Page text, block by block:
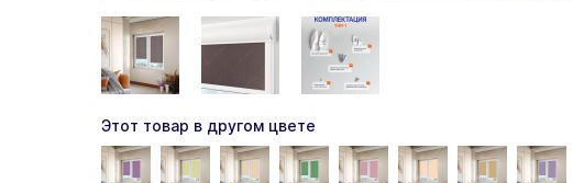
Этот товар в другом цвете